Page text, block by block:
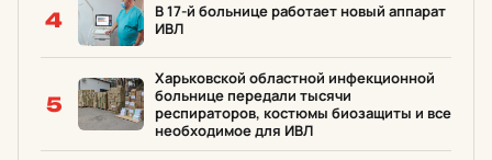
4
В 17-й больнице работает новый аппарат
ИВЛ
5
Харьковской областной инфекционной
больнице передали тысячи
респираторов, костюмы биозащиты и все
необходимое для ИВЛ